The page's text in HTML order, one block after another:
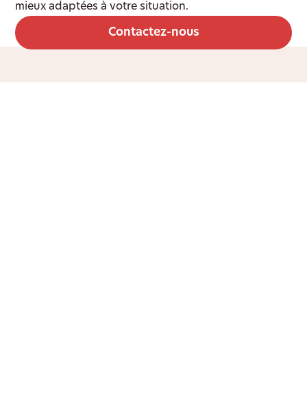
mieux adaptées à votre situation.
Contactez-nous